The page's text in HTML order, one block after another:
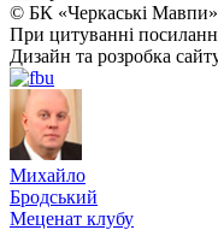
© БК «Черкаські
При цитуванні
Дизайн та розробка
Михайло
Бродський
Меценат клубу